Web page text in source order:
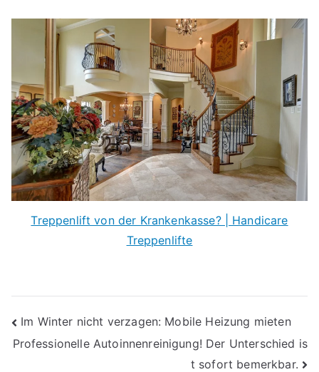
Treppenlift von der Krankenkasse? | Handicare
Treppenlifte
Beitragsnavigation
Im Winter nicht verzagen: Mobile Heizung mieten
Professionelle Autoinnenreinigung! Der Unterschied is
t sofort bemerkbar.